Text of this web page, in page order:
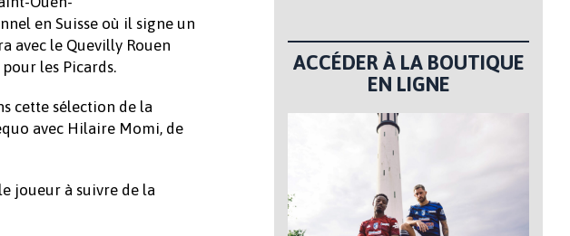
en Suisse où il signe un
avec le Quevilly Rouen
les Picards.
cette sélection de la
avec Hilaire Momi, de
joueur à suivre de la
ACCÉDER À LA BOUTIQUE
EN LIGNE